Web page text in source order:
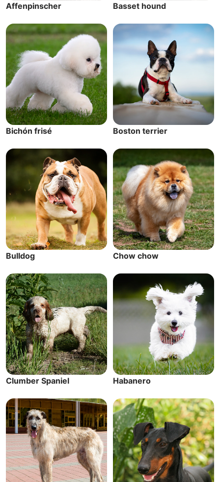
Affenpinscher Basset hound
Bichón frisé Boston terrier
Bulldog Chow chow
Clumber Spaniel Habanero